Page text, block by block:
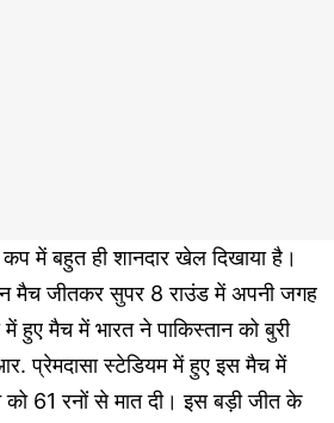
कप में बहुत ही शानदार खेल दिखाया है।
मैच जीतकर सुपर 8 राउंड में अपनी जगह
हुए मैच में भारत ने पाकिस्तान को बुरी
प्रेमदासा स्टेडियम में हुए इस मैच में
को 61 रनों से मात दी। इस बड़ी जीत के